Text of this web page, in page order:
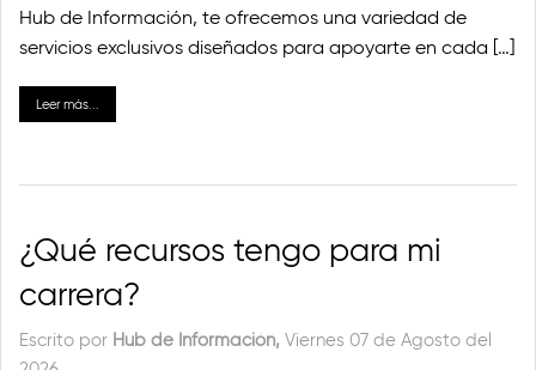
Hub de Información, te ofrecemos una variedad de
servicios exclusivos diseñados para apoyarte en cada […]
Leer más...
¿Qué recursos tengo para mi
carrera?
Escrito por Hub de Información, Viernes 07 de Agosto del